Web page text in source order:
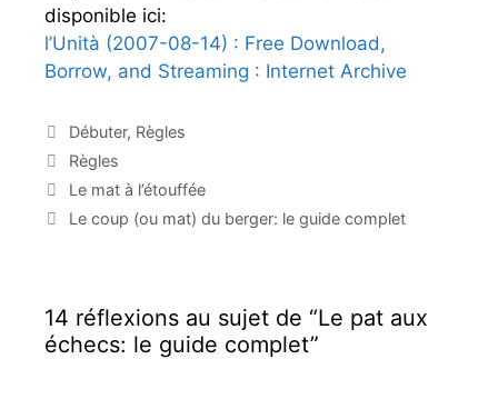
disponible ici:
l’Unità (2007-08-14) : Free Download,
Borrow, and Streaming : Internet Archive
C
a
é
g
e
s
Débuter, Règles
É
t
q
e
Règles
N
a
t
i
Le mat à l’étouffée
Le coup (ou mat) du berger: le guide complet
14 réflexions au sujet de “Le pat aux
échecs: le guide complet”